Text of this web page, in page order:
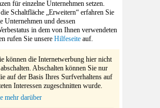
für einzelne Unternehmen setzen.
Schaltfläche „Erweitern“ erfahren Sie
Unternehmen und dessen
in dem von Ihnen verwendeten
rufen Sie unsere Hilfeseite auf.
können die Internetwerbung hier nicht
Abschalten können Sie nur
auf der Basis Ihres Surfverhaltens auf
Interessen zugeschnitten wurde.
mehr darüber